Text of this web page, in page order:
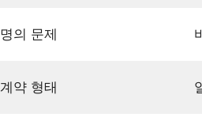
명의 문제
계약 형태